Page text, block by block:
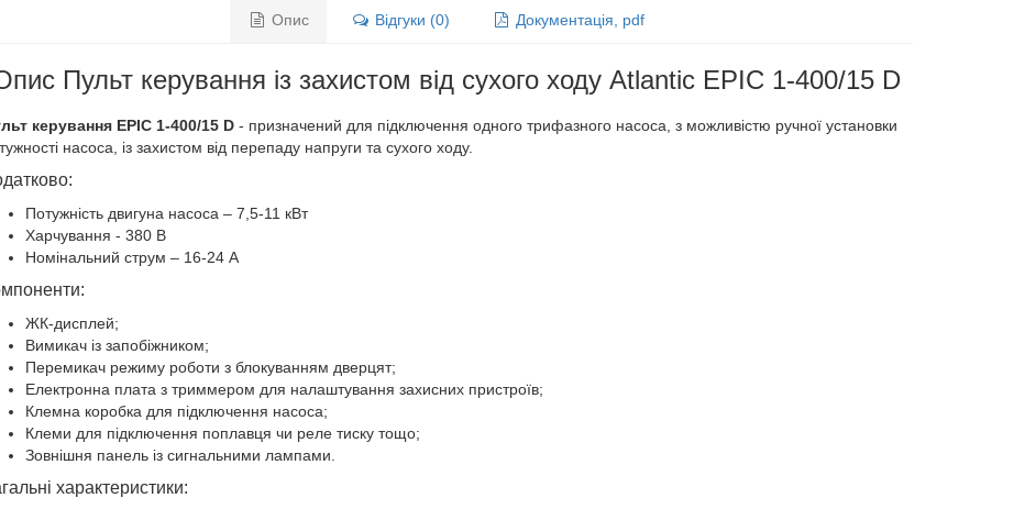
Опис Відгуки (0) Документація, pdf
Пульт керування із захистом від сухого ходу Atlantic EPIC 1-400/15 D
керування EPIC 1-400/15 D- призначений для підключення одного трифазного насоса, з можливістю ручної установки
насоса, із захистом від перепаду напруги та сухого ходу.
Потужність двигуна насоса – 7,5-11 кВт
Харчування - 380 В
Номінальний струм – 16-24 А
ЖК-дисплей;
Вимикач із запобіжником;
Перемикач режиму роботи з блокуванням дверцят;
Електронна плата з триммером для налаштування захисних пристроїв;
Клемна коробка для підключення насоса;
Клеми для підключення поплавця чи реле тиску тощо;
Зовнішня панель із сигнальними лампами.
характеристики: